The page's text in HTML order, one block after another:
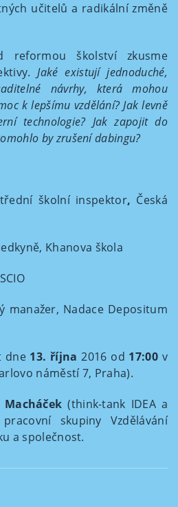
učitelů a radikální změně
reformou školství zkusme
Jaké existují jednoduché,
návrhy, která mohou
k lepšímu vzdělání? Jak levně
technologie? Jak zapojit do
by zrušení dabingu?
školní inspektor, Česká
Khanova škola
manažer, Nadace Depositum
dne 13. října 2016 od 17:00 v
náměstí 7, Praha).
Macháček(think-tank IDEA a
skupiny Vzdělávání
a společnost.